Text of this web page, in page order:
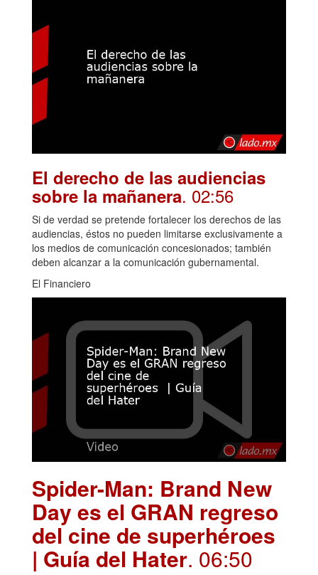
El derecho de las audiencias
sobre la mañanera. 02:56
Si de verdad se pretende fortalecer los derechos de las
audiencias, éstos no pueden limitarse exclusivamente a
los medios de comunicación concesionados; también
deben alcanzar a la comunicación gubernamental.
El Financiero
Spider-Man: Brand New
Day es el GRAN regreso
del cine de superhéroes
| Guía del Hater. 06:50